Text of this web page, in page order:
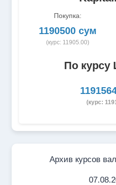
Покупка:
1190500 сум
(курс: 11905.00)
По курсу
(курс:
Архив курсов